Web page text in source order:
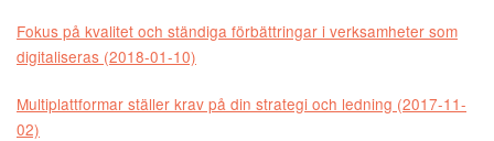
Fokus på kvalitet och ständiga förbättringar i verksamheter som
digitaliseras (2018-01-10)
Multiplattformar ställer krav på din strategi och ledning (2017-11-
02)